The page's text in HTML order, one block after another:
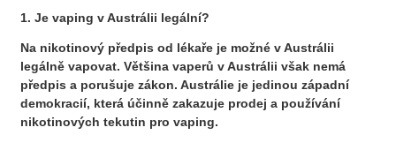
1. Je vaping v Austrálii legální?
Na nikotinový předpis od lékaře je možné v Austrálii
legálně vapovat. Většina vaperů v Austrálii však nemá
předpis a porušuje zákon. Austrálie je jedinou západní
demokracií, která účinně zakazuje prodej a používání
nikotinových tekutin pro vaping.